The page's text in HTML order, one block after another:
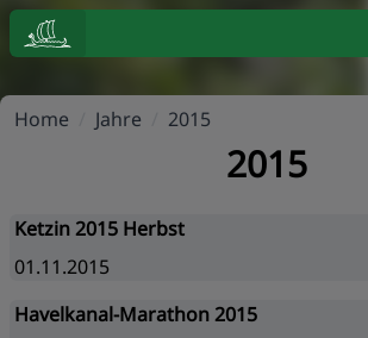
Home Jahre 2015
2015
Ketzin 2015 Herbst
01.11.2015
Havelkanal-Marathon 2015